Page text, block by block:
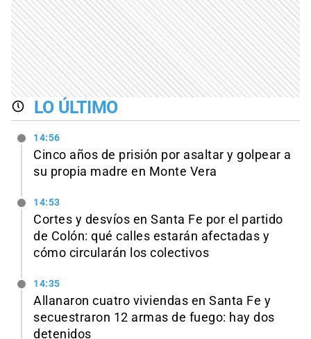
LO ÚLTIMO
14:56
Cinco años de prisión por asaltar y golpear a
su propia madre en Monte Vera
14:53
Cortes y desvíos en Santa Fe por el partido
de Colón: qué calles estarán afectadas y
cómo circularán los colectivos
14:35
Allanaron cuatro viviendas en Santa Fe y
secuestraron 12 armas de fuego: hay dos
detenidos